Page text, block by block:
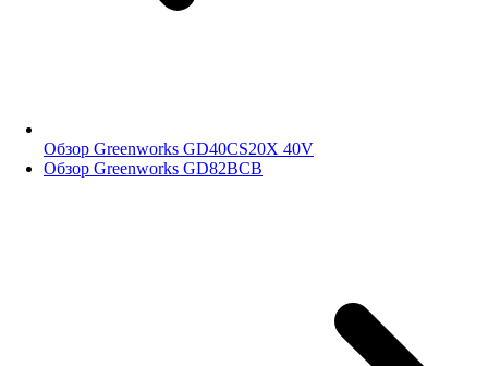
Обзор Greenworks GD40CS20X 40V
Обзор Greenworks GD82BCB